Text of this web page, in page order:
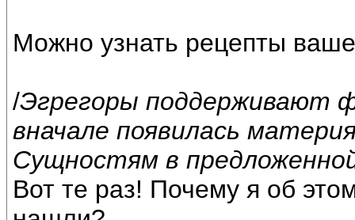
Можно узнать рецепты
/Эгрегоры поддерживают
вначале появилась
Сущностям в
Вот те раз! Почему я об